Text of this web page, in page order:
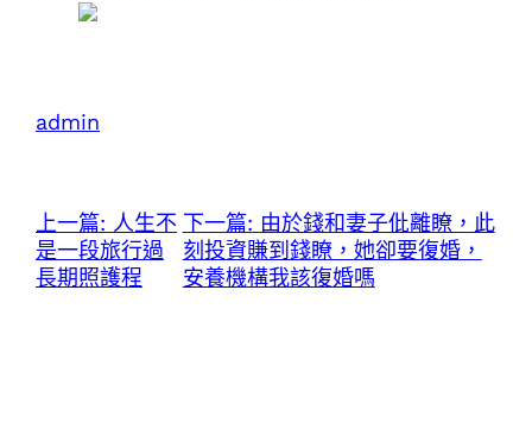
admin
上一篇: 人生不
是一段旅行過
長期照護程
下一篇: 由於錢和妻子仳離瞭，此
刻投資賺到錢瞭，她卻要復婚，
安養機構我該復婚嗎